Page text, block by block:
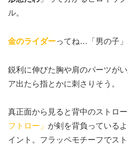
ル。
金のライダーってね…「男の子」
鋭利に伸びた胸や肩のパーツが
ア出たら指とかに刺さりそう。
真正面から見ると背中のストロ
フトロー」 が剣を背負っている
イント。フラッペモチーフでスト